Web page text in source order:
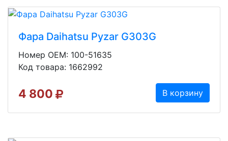
Фара Daihatsu Pyzar G303G
Номер OEM: 100-51635
Код товара: 1662992
4 800 В корзину